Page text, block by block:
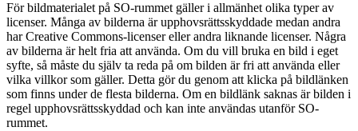
För bildmaterialet på SO-rummet gäller i allmänhet olika typer av
licenser. Många av bilderna är upphovsrättsskyddade medan andra
har Creative Commons-licenser eller andra liknande licenser. Några
av bilderna är helt fria att använda. Om du vill bruka en bild i eget
syfte, så måste du själv ta reda på om bilden är fri att använda eller
vilka villkor som gäller. Detta gör du genom att klicka på bildlänken
som finns under de flesta bilderna. Om en bildlänk saknas är bilden i
regel upphovsrättsskyddad och kan inte användas utanför SO-
rummet.